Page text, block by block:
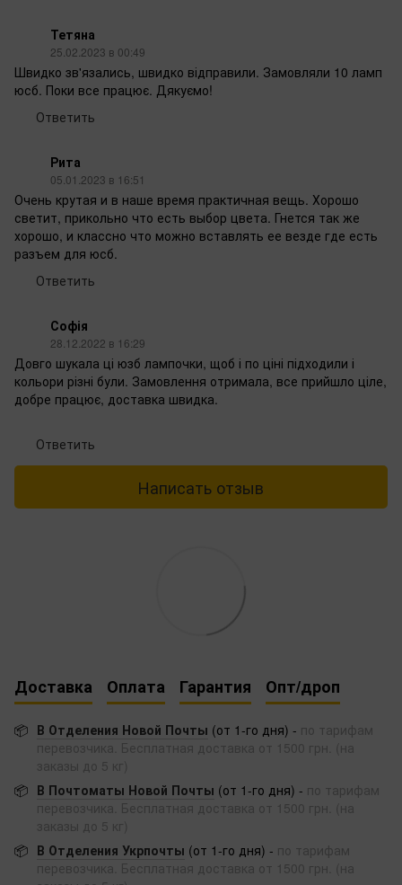
Тетяна
25.02.2023 в 00:49
Швидко зв'язались, швидко відправили. Замовляли 10 ламп
юсб. Поки все працює. Дякуємо!
Ответить
Рита
05.01.2023 в 16:51
Очень крутая и в наше время практичная вещь. Хорошо
светит, прикольно что есть выбор цвета. Гнется так же
хорошо, и классно что можно вставлять ее везде где есть
разъем для юсб.
Ответить
Софія
28.12.2022 в 16:29
Довго шукала ці юзб лампочки, щоб і по ціні підходили і
кольори різні були. Замовлення отримала, все прийшло ціле,
добре працює, доставка швидка.
Ответить
Написать отзыв
Доставка Оплата Гарантия Опт/дроп
📦 В Отделения Новой Почты (от 1-го дня) - по тарифам
перевозчика. Бесплатная доставка от 1500 грн. (на
заказы до 5 кг)
📦 В Почтоматы Новой Почты (от 1-го дня) - по тарифам
перевозчика. Бесплатная доставка от 1500 грн. (на
заказы до 5 кг)
📦 В Отделения Укрпочты (от 1-го дня) - по тарифам
перевозчика. Бесплатная доставка от 1500 грн. (на